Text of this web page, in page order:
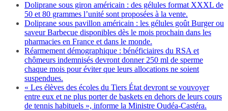
Doliprane sous giron américain : des gélules format XXXL de
50 et 80 grammes l’unité sont proposées à la vente.
Doliprane sous pavillon américain : les gélules goût Burger ou
saveur Barbecue disponibles dès le mois prochain dans les
pharmacies en France et dans le monde.
Réarmement démographique : bénéficiaires du RSA et
chômeurs indemnisés devront donner 250 ml de sperme
chaque mois pour éviter que leurs allocations ne soient
suspendues.
« Les élèves des écoles du Tiers État devront se vouvoyer
entre eux et ne plus porter de baskets en dehors de leurs cours
de tennis habituels », informe la Ministre Oudéa-Castéra.